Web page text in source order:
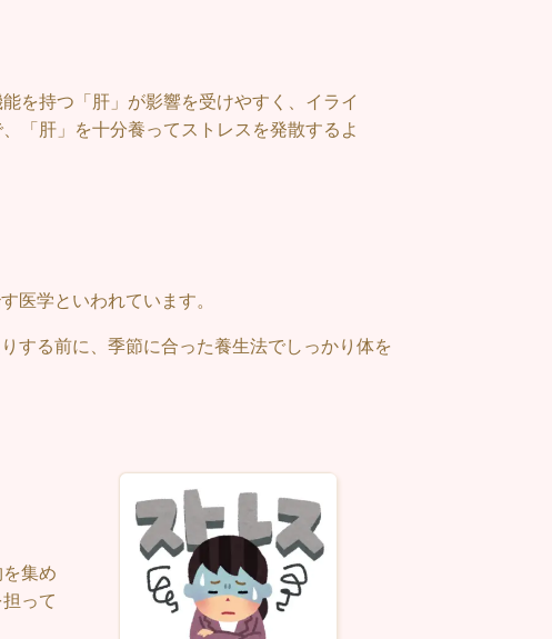
を持つ「肝」が影響を受けやすく、イライ
「肝」を十分養ってストレスを発散するよ
医学といわれています。
する前に、季節に合った養生法でしっかり体を
集め
って